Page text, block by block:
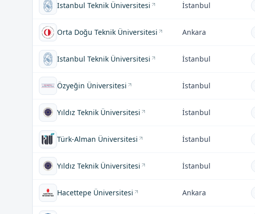
Istanbul Teknik Üniversitesi İstanbul
Orta Doğu Teknik Üniversitesi Ankara
Istanbul Teknik Üniversitesi İstanbul
Özyeğin Üniversitesi İstanbul
Yıldız Teknik Üniversitesi İstanbul
Türk-Alman Üniversitesi İstanbul
Yıldız Teknik Üniversitesi İstanbul
Hacettepe Üniversitesi Ankara